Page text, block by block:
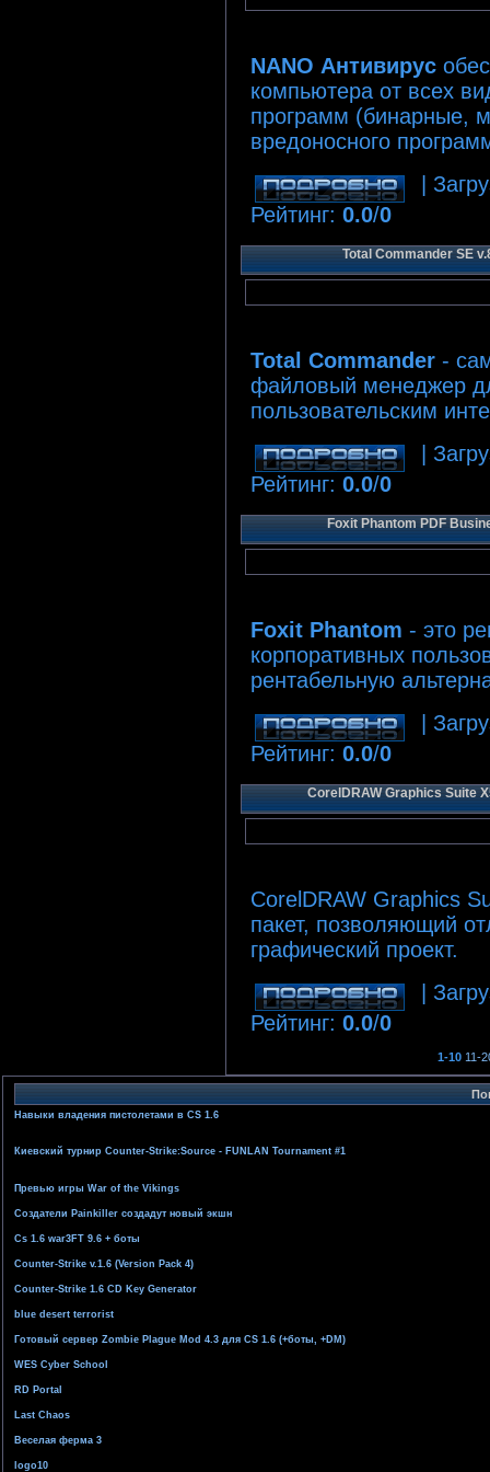
NANO Антивирус
компьютера от всех
программ (бинарные,
вредоносного
|
Рейтинг: 0.0/0
Total Commander SE
Total Commander -
файловый менеджер
пользовательским
|
Рейтинг: 0.0/0
Foxit Phantom PDF
Foxit Phantom - это
корпоративных
рентабельную
|
Рейтинг: 0.0/0
CorelDRAW Graphics Suite
CorelDRAW Graphics
пакет, позволяющий
графический проект.
|
Рейтинг: 0.0/0
1-10 11-
Навыки владения пистолетами в CS 1.6
Киевский турнир Counter-Strike:Source - FUNLAN Tournament #1
Превью игры War of the Vikings
Создатели Painkiller создадут новый экшн
Cs 1.6 war3FT 9.6 + боты
Counter-Strike v.1.6 (Version Pack 4)
Counter-Strike 1.6 CD Key Generator
blue desert terrorist
Готовый сервер Zombie Plague Mod 4.3 для CS 1.6 (+боты, +DM)
WES Cyber School
RD Portal
Last Chaos
Веселая ферма 3
logo10